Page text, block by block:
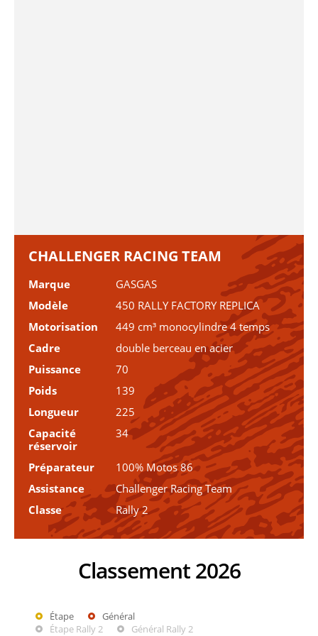
CHALLENGER RACING TEAM
Marque
GASGAS
Modèle
450 RALLY FACTORY REPLICA
Motorisation
449 cm³ monocylindre 4 temps
Cadre
double berceau en acier
Puissance
70
Poids
139
Longueur
225
Capacité
réservoir
34
Préparateur
100% Motos 86
Assistance
Challenger Racing Team
Classe
Rally 2
Classement 2026
Étape
Général
Étape Rally 2
Général Rally 2